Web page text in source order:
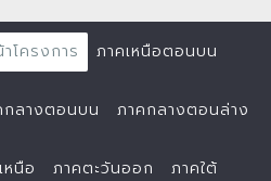
โครงการ ภาคเหนือตอนบน
กลางตอนบน ภาคกลางตอนล่าง
หนือ ภาคตะวันออก ภาคใต้